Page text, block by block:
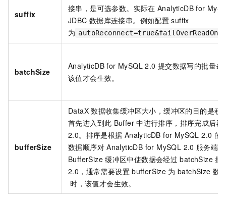
suffix
接串，是可选参数。实际在 AnalyticDB for
JDBC 数据库连接串。例如配置 suffix
为
batchSize
AnalyticDB for MySQL 2.0 提交数据写的批量条
该值才会生效。
bufferSize
DataX 数据收集缓冲区大小，缓冲区的目的是积
首先进入到此 Buffer 中进行排序，排序完成后再
2.0。排序是根据 AnalyticDB for MySQL 2.0 的
数据顺序对 AnalyticDB for MySQL 2.0 服务端
BufferSize 缓冲区中使数据会经过 batchSize 批
2.0，通常需要设置 bufferSize 为 batchSize 数
时，该值才会生效。